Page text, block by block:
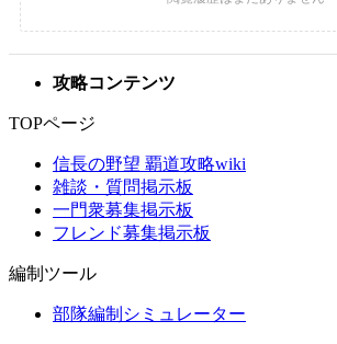
攻略コンテンツ
TOPページ
信長の野望 覇道攻略wiki
雑談・質問掲示板
一門衆募集掲示板
フレンド募集掲示板
編制ツール
部隊編制シミュレーター